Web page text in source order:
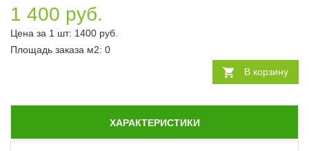
1 400 руб.
Цена за 1 шт: 1400 руб.
Площадь заказа м2: 0
В корзину
ХАРАКТЕРИСТИКИ